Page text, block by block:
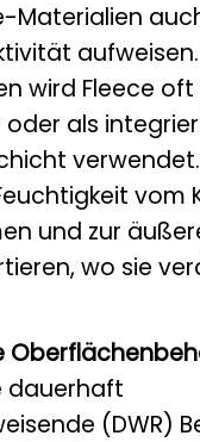
Materialien
aufweisen.
wird Fleece oft
als
verwendet.
vom
und zur
wo sie
dauerhaft
(DWR)